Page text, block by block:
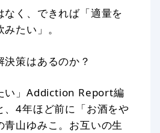
なく、できれば「適量を
たい」。
決策はあるのか？
い」Addiction Report編
、4年ほど前に「お酒をや
山ゆみこ。お互いの生